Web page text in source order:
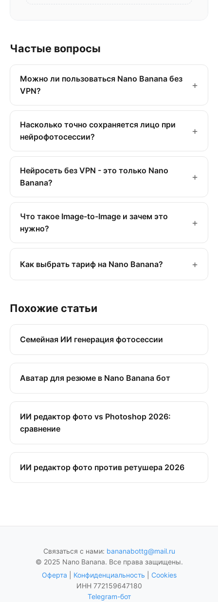
Частые вопросы
Можно ли пользоваться Nano Banana без
VPN?
Насколько точно сохраняется лицо при
нейрофотосессии?
Нейросеть без VPN - это только Nano
Banana?
Что такое Image-to-Image и зачем это
нужно?
Как выбрать тариф на Nano Banana?
Похожие статьи
Семейная ИИ генерация фотосессии
Аватар для резюме в Nano Banana бот
ИИ редактор фото vs Photoshop 2026:
сравнение
ИИ редактор фото против ретушера 2026
Связаться с нами: bananabottg@mail.ru
© 2025 Nano Banana. Все права защищены.
Оферта
Конфиденциальность
Cookies
ИНН 772159647180
Telegram-бот